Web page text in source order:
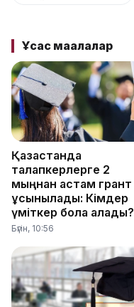
Ұқсас мақалалар
Қазақстанда
талапкерлерге 2
мыңнан астам грант
ұсынылады: Кімдер
үміткер бола алады?
Бүгін, 10:56